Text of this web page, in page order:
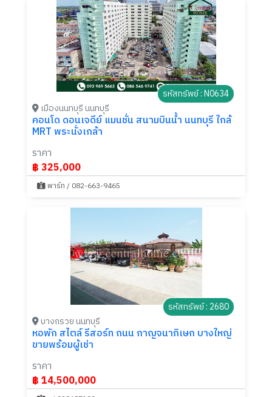
รหัสทรัพย์ : N0634
เมืองนนทบุรี นนทบุรี
คอนโด ดอนเจดีย์ แมนชั่น สนามบินน้ำ นนทบุรี ใกล้
MRT พระนั่งเกล้า
ราคา
฿ 325,000
พาร์ท / 082-663-9465
รหัสทรัพย์ : 2680
บางกรวย นนทบุรี
หอพัก สไตล์ รีสอร์ท ถนน กาญจนาภิเษก บางใหญ่
ขายพร้อมผู้เช่า
ราคา
฿ 14,500,000